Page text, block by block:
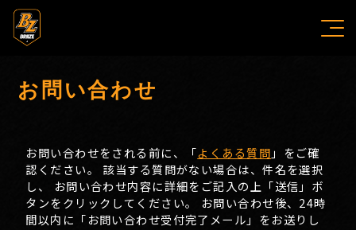
お問い合わせ
お問い合わせをされる前に、「よくある質問 」をご確
認ください。 該当する質問がない場合は、件名を選択
し、 お問い合わせ内容に詳細をご記入の上「送信」ボ
タンをクリックしてください。 お問い合わせ後、24時
間以内に「お問い合わせ受付完了メール」をお送りし